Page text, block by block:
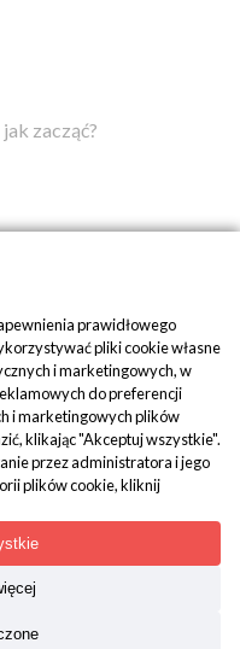
zacząć?
Uzdrawiania
materiałów
prawidłowego
pliki cookie własne
i marketingowych, w
do preferencji
i marketingowych plików
klikając "Akceptuj wszystkie".
przez administratora i jego
plików cookie, kliknij
zmianę preferencji plików
w stopce strony pod
Więcej informacji o